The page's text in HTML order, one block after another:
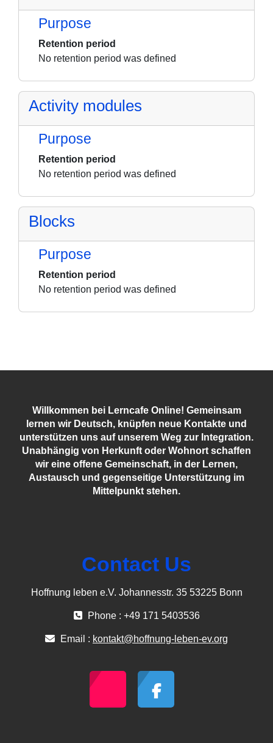
Purpose
Retention period
No retention period was defined
Activity modules
Purpose
Retention period
No retention period was defined
Blocks
Purpose
Retention period
No retention period was defined
Willkommen bei Lerncafe Online! Gemeinsam
lernen wir Deutsch, knüpfen neue Kontakte und
unterstützen uns auf unserem Weg zur Integration.
Unabhängig von Herkunft oder Wohnort schaffen
wir eine offene Gemeinschaft, in der Lernen,
Austausch und gegenseitige Unterstützung im
Mittelpunkt stehen.
Contact Us
Hoffnung leben e.V. Johannesstr. 35 53225 Bonn
Phone : +49 171 5403536
Email : kontakt@hoffnung-leben-ev.org